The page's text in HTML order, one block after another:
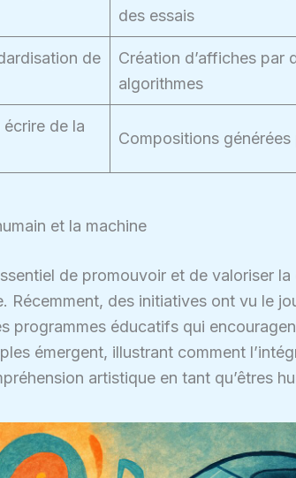
des essais
de
Création d’affiches par
algorithmes
de la
Compositions générées
et la machine
de promouvoir et de valoriser
Récemment, des initiatives ont vu le
programmes éducatifs qui
émergent, illustrant comment
artistique en tant qu’êtres